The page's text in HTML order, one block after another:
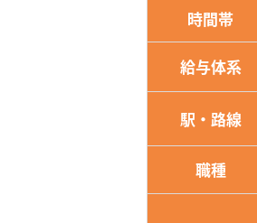
時間帯
給与体系
駅・路線
職種